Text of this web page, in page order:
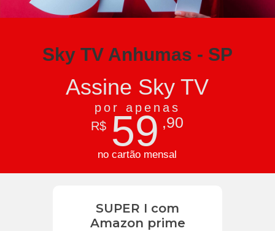
Sky TV Anhumas - SP
Assine Sky TV
por apenas
R$ 59 ,90
no cartão mensal
SUPER I com
Amazon prime